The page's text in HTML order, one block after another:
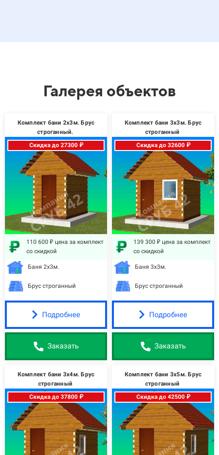
Галерея объектов
Комплект бани 2х3м. Брус
строганный.
Скидка до 27300 ₽
110 600 ₽ цена за комплект
со скидкой
Баня 2х3м.
Брус строганный
Подробнее
Заказать
Комплект бани 3х3м. Брус
строганный
Скидка до 32600 ₽
139 300 ₽ цена за комплект
со скидкой
Баня 3х3м.
Брус строганный
Подробнее
Заказать
Комплект бани 3х4м. Брус
строганный
Скидка до 37800 ₽
Комплект бани 3х5м. Брус
строганный
Скидка до 42500 ₽